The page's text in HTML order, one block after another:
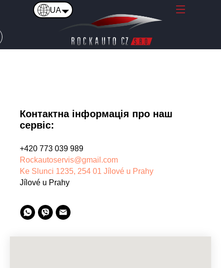
UA
Контактна інформація про наш
сервіс:
+420 773 039 989
Rockautoservis@gmail.com
Ke Slunci 1235, 254 01 Jílové u Prahy
Jílové u Prahy